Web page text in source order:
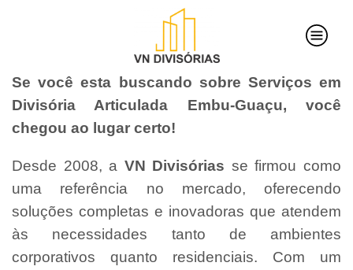
Se você esta buscando sobre Serviços em
Divisória Articulada Embu-Guaçu, você
chegou ao lugar certo!
Desde 2008, a VN Divisórias se firmou como
uma referência no mercado, oferecendo
soluções completas e inovadoras que atendem
às necessidades tanto de ambientes
corporativos quanto residenciais. Com um